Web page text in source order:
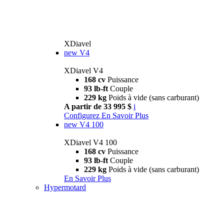
XDiavel
new V4
XDiavel V4
168 cv Puissance
93 lb-ft Couple
229 kg Poids à vide (sans carburant)
A partir de 33 995 $ i
Configurez En Savoir Plus
new V4 100
XDiavel V4 100
168 cv Puissance
93 lb-ft Couple
229 kg Poids à vide (sans carburant)
En Savoir Plus
Hypermotard